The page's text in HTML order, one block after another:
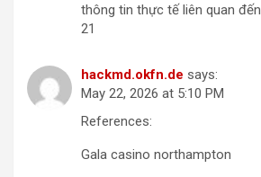
thông tin thực tế liên quan đến
21
hackmd.okfn.de says:
May 22, 2026 at 5:10 PM
References:
Gala casino northampton